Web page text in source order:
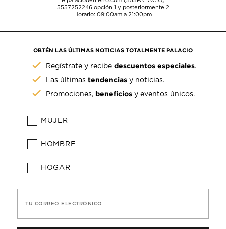
5557252246opción 1 y posteriormente 2
Horario: 09:00am a 21:00pm
OBTÉN LAS ÚLTIMAS NOTICIAS TOTALMENTE PALACIO
Regístrate y recibedescuentos especiales.
Las últimastendencias y noticias.
Promociones, beneficios y eventos únicos.
MUJER
HOMBRE
HOGAR
TU CORREO ELECTRÓNICO